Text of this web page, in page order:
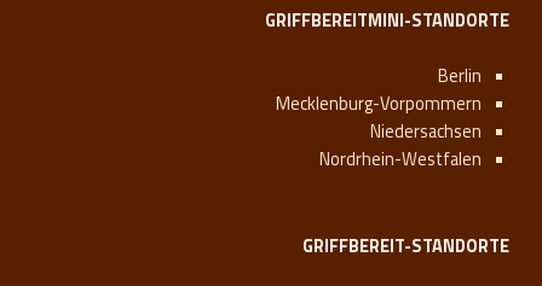
GRIFFBEREITMINI-STANDORTE
Berlin
Mecklenburg-Vorpommern
Niedersachsen
Nordrhein-Westfalen
GRIFFBEREIT-STANDORTE